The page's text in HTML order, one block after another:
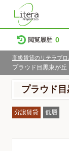
閲覧履歴 0
高級賃貸のリテラプ
プラウド目黒東が丘
プラウド
分譲賃貸 低層